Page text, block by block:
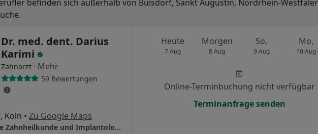
befinden sich außerhalb von Buisdorf, Sankt Augustin, Nordrhein-
Dr. med. dent. Darius
Karimi
Zahnarzt · Mehr
59 Bewertungen
Köln • Zu Google Maps
Praxis für moderne Zahnheilkunde und Implantologie
Heute
7 Aug
Morgen
8 Aug
So,
9 Aug
Mo,
10 Aug
Online-Terminbuchung nicht verfügbar
Terminanfrage senden